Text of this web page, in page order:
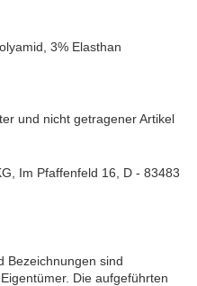
3% Elasthan
und nicht getragener Artikel
Im Pfaffenfeld 16, D - 83483
Bezeichnungen sind
Die aufgeführten